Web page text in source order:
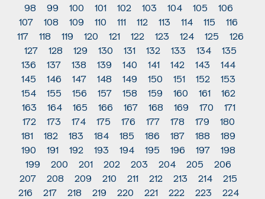
98
99 100 101 102 103 104 105
106
107
108 109 110 111 112 113 114 115
116
117
118 119 120 121 122 123 124 125
126
127
128 129 130 131 132 133 134
135
136
137 138 139 140 141 142 143
144
145
146 147 148 149 150 151 152
153
154
155 156 157 158 159 160 161
162
163
164 165 166 167 168 169 170
171
172
173 174 175 176 177 178 179
180
181
182 183 184 185 186 187 188
189
190
191 192 193 194 195 196 197
198
199
200 201 202 203 204 205
206
207
208 209 210 211 212 213 214
215
216
217 218 219 220 221 222 223
224